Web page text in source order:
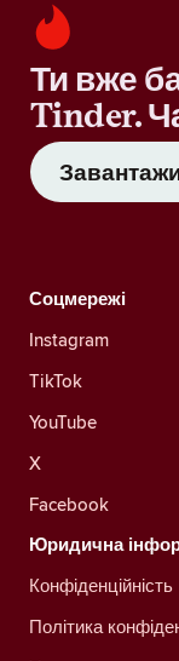
Ти вже
Tinder.
Соцмережі
Instagram
TikTok
YouTube
X
Facebook
Юридична
Конфіденційність
Політика